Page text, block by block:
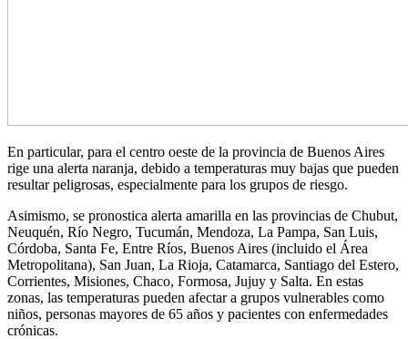
En particular, para el centro oeste de la provincia de Buenos Aires
rige una alerta naranja, debido a temperaturas muy bajas que pueden
resultar peligrosas, especialmente para los grupos de riesgo.
Asimismo, se pronostica alerta amarilla en las provincias de Chubut,
Neuquén, Río Negro, Tucumán, Mendoza, La Pampa, San Luis,
Córdoba, Santa Fe, Entre Ríos, Buenos Aires (incluido el Área
Metropolitana), San Juan, La Rioja, Catamarca, Santiago del Estero,
Corrientes, Misiones, Chaco, Formosa, Jujuy y Salta. En estas
zonas, las temperaturas pueden afectar a grupos vulnerables como
niños, personas mayores de 65 años y pacientes con enfermedades
crónicas.